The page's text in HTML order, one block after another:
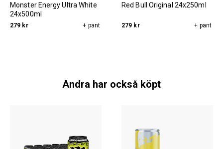
Monster Energy Ultra White
24x500ml
279 kr + pant
Red Bull Original 24x250ml
279 kr + pant
Andra har också köpt